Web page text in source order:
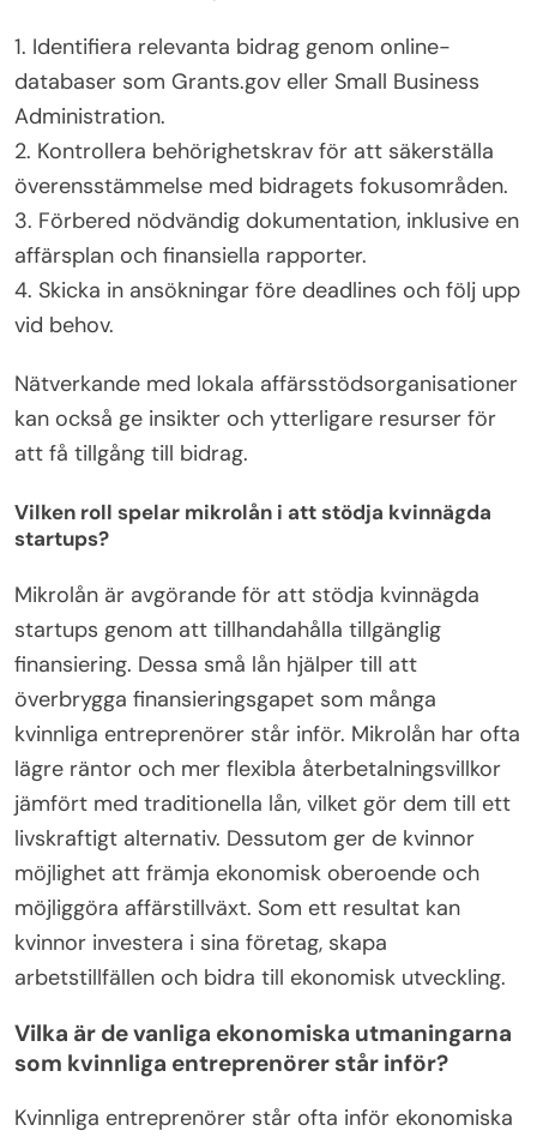
1. Identifiera relevanta bidrag genom online-
databaser som Grants.gov eller Small Business
Administration.
2. Kontrollera behörighetskrav för att säkerställa
överensstämmelse med bidragets fokusområden.
3. Förbered nödvändig dokumentation, inklusive en
affärsplan och finansiella rapporter.
4. Skicka in ansökningar före deadlines och följ upp
vid behov.
Nätverkande med lokala affärsstödsorganisationer
kan också ge insikter och ytterligare resurser för
att få tillgång till bidrag.
Vilken roll spelar mikrolån i att stödja kvinnägda
startups?
Mikrolån är avgörande för att stödja kvinnägda
startups genom att tillhandahålla tillgänglig
finansiering. Dessa små lån hjälper till att
överbrygga finansieringsgapet som många
kvinnliga entreprenörer står inför. Mikrolån har ofta
lägre räntor och mer flexibla återbetalningsvillkor
jämfört med traditionella lån, vilket gör dem till ett
livskraftigt alternativ. Dessutom ger de kvinnor
möjlighet att främja ekonomisk oberoende och
möjliggöra affärstillväxt. Som ett resultat kan
kvinnor investera i sina företag, skapa
arbetstillfällen och bidra till ekonomisk utveckling.
Vilka är de vanliga ekonomiska utmaningarna
som kvinnliga entreprenörer står inför?
Kvinnliga entreprenörer står ofta inför ekonomiska